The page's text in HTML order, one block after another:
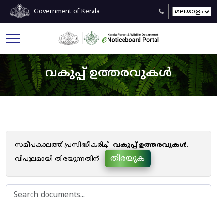
Government of Kerala
വകുപ്പ് ഉത്തരവുകൾ
സമീപകാലത്ത് പ്രസിദ്ധീകരിച്ച് വകുപ്പ് ഉത്തരവുകൾ.
വിപുലമായി തിരയുന്നതിന്
തിരയുക